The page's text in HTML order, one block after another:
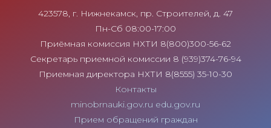
423578, г. Нижнекамск, пр. Строителей, д. 47
Пн-Сб 08:00-17:00
Приёмная комиссия НХТИ 8(800)300-56-62
Секретарь приемной комиссии 8 (939)374-76-94
Приемная директора НХТИ 8(8555) 35-10-30
Контакты
minobrnauki.gov.ru edu.gov.ru
Прием обращений граждан